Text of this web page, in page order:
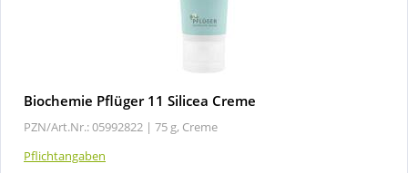
Biochemie Pflüger 11 Silicea Creme
PZN/Art.Nr.: 05992822 | 75 g, Creme
Pflichtangaben